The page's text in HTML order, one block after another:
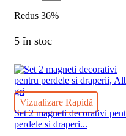
Redus 36%
5 în stoc
Vizualizare Rapidă
Set 2 magneti decorativi
perdele si draperi...